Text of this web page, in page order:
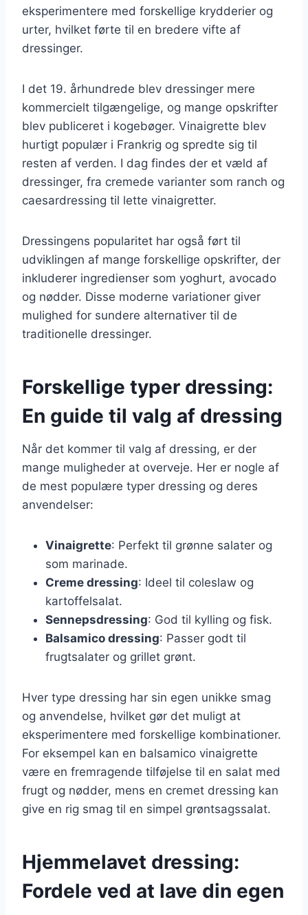
eksperimentere med forskellige krydderier og
urter, hvilket førte til en bredere vifte af
dressinger.
I det 19. århundrede blev dressinger mere
kommercielt tilgængelige, og mange opskrifter
blev publiceret i kogebøger. Vinaigrette blev
hurtigt populær i Frankrig og spredte sig til
resten af verden. I dag findes der et væld af
dressinger, fra cremede varianter som ranch og
caesardressing til lette vinaigretter.
Dressingens popularitet har også ført til
udviklingen af mange forskellige opskrifter, der
inkluderer ingredienser som yoghurt, avocado
og nødder. Disse moderne variationer giver
mulighed for sundere alternativer til de
traditionelle dressinger.
Forskellige typer dressing:
En guide til valg af dressing
Når det kommer til valg af dressing, er der
mange muligheder at overveje. Her er nogle af
de mest populære typer dressing og deres
anvendelser:
Vinaigrette: Perfekt til grønne salater og
som marinade.
Creme dressing: Ideel til coleslaw og
kartoffelsalat.
Sennepsdressing: God til kylling og fisk.
Balsamico dressing: Passer godt til
frugtsalater og grillet grønt.
Hver type dressing har sin egen unikke smag
og anvendelse, hvilket gør det muligt at
eksperimentere med forskellige kombinationer.
For eksempel kan en balsamico vinaigrette
være en fremragende tilføjelse til en salat med
frugt og nødder, mens en cremet dressing kan
give en rig smag til en simpel grøntsagssalat.
Hjemmelavet dressing:
Fordele ved at lave din egen